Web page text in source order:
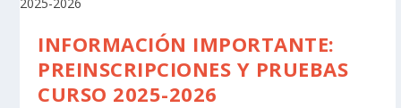
INFORMACIÓN IMPORTANTE:
PREINSCRIPCIONES Y PRUEBAS
CURSO 2025-2026